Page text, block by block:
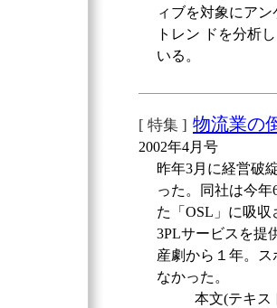
ィブを対象にア
トレン ドを分析
いる。
[ 特集 ] 物流業の
2002年4月号
昨年3月に経営破
った。同社は今
た「OSL」に吸
3PLサービスを提
産劇から１年。
なかった。
本文(テキ